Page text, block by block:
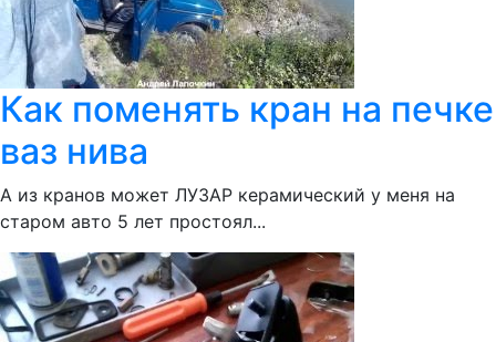
Как поменять кран на печке
ваз нива
А из кранов может ЛУЗАР керамический у меня на
старом авто 5 лет простоял...